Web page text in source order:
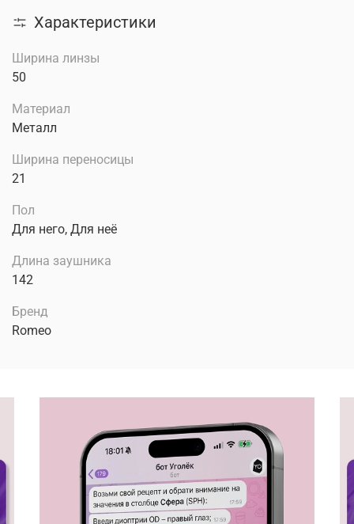
Характеристики
Ширина линзы
50
Материал
Металл
Ширина переносицы
21
Пол
Для него, Для неё
Длина заушника
142
Бренд
Romeo